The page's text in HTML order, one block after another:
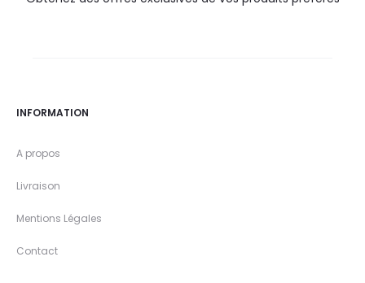
INFORMATION
A propos
Livraison
Mentions Légales
Contact